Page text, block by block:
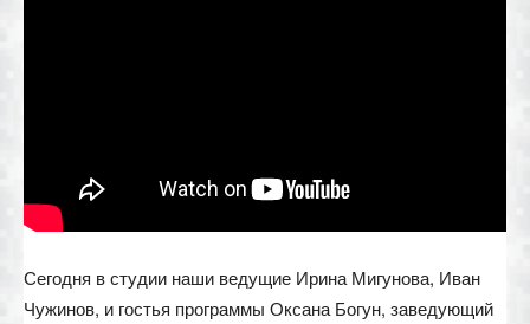
Сегодня в студии наши ведущие Ирина Мигунова, Иван
Чужинов, и гостья программы Оксана Богун, заведующий